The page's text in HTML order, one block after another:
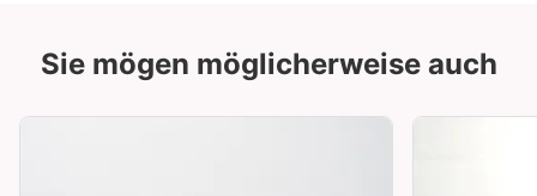
Sie mögen möglicherweise auch